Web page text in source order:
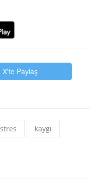
X'te Paylaş
stres kaygı